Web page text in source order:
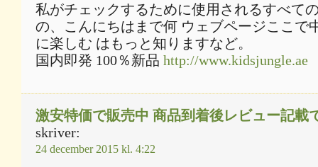
私がチェックするために使用されるすべて
の、こんにちはまで何 ウェブページここで
に楽しむ はもっと知りますなど。
国内即発 100％新品 http://www.kidsjungle.ae
激安特価で販売中 商品到着後レビュー記載
skriver:
24 december 2015 kl. 4:22